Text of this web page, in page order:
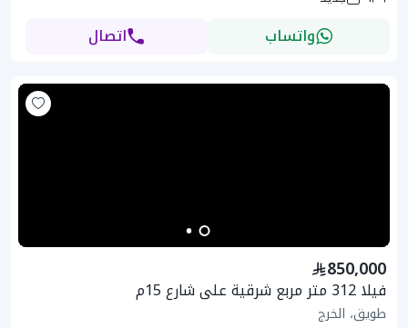
واتساب اتصال
850,000
فيلا 312 متر مربع شرقية على شارع 15م
طويق، الخرج